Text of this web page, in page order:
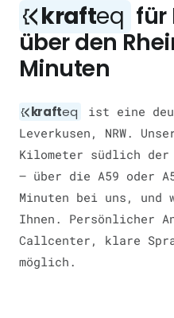
krafteq für
über den
Minuten
krafteq
ist eine
Leverkusen, NRW.
Kilometer südlich
— über die A59 oder
Minuten bei uns, und
Ihnen. Persönlicher
Callcenter, klare
möglich.